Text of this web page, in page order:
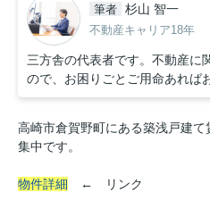
筆者 杉山 智一
不動産キャリア18年
三方舎の代表者です。不動産に
ので、お困りごとご用命あれば
高崎市倉賀野町にある築浅戸建
集中です。
物件詳細 ← リンク